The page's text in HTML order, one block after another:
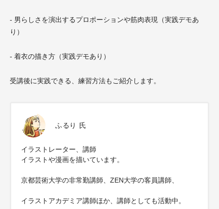
- 男らしさを演出するプロポーションや筋肉表現（実践デモあ
り）
- 着衣の描き方（実践デモあり）
受講後に実践できる、練習方法もご紹介します。
ふるり 氏
イラストレーター、講師
イラストや漫画を描いています。
京都芸術大学の非常勤講師、ZEN大学の客員講師、
イラストアカデミア講師ほか、講師としても活動中。